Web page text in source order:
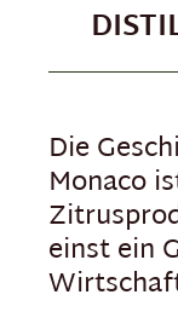
Die
Monaco
einst ein